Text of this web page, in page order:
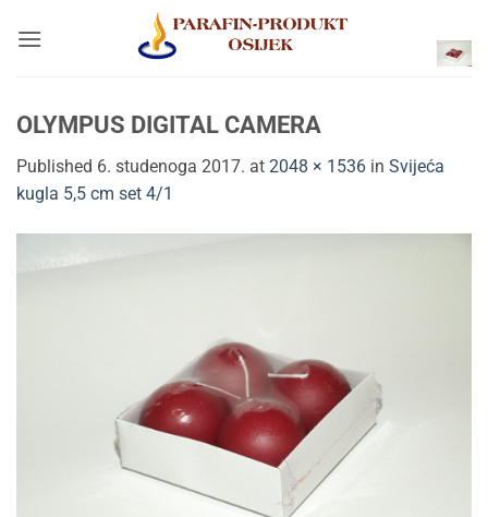
OLYMPUS DIGITAL CAMERA
Published 6. studenoga 2017. at 2048 × 1536 in Svijeća
kugla 5,5 cm set 4/1